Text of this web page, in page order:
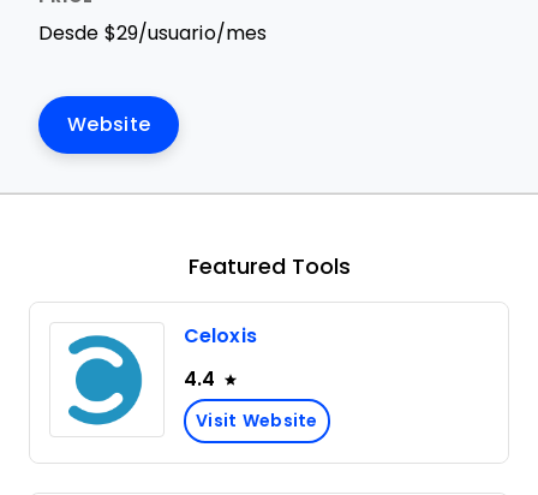
Desde $29/usuario/mes
Website
Featured Tools
Celoxis
4.4
Visit Website